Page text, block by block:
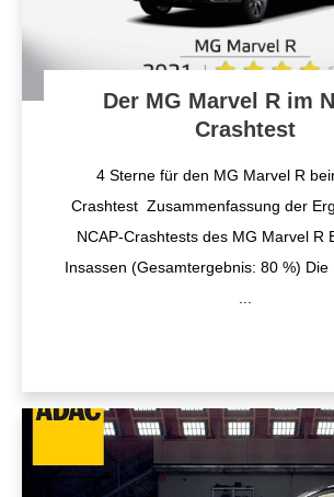
Der MG Marvel R im
Crashtest
4 Sterne für den MG Marvel R
Crashtest Zusammenfassung der
NCAP-Crashtests des MG Marvel R
Insassen (Gesamtergebnis: 80 %) Die